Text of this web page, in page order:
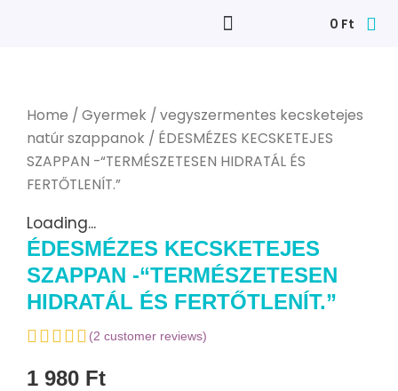
0 Ft
Home / Gyermek / vegyszermentes kecsketejes
natúr szappanok / ÉDESMÉZES KECSKETEJES
SZAPPAN -“TERMÉSZETESEN HIDRATÁL ÉS
FERTŐTLENÍT.”
Loading...
ÉDESMÉZES KECSKETEJES
SZAPPAN -“TERMÉSZETESEN
HIDRATÁL ÉS FERTŐTLENÍT.”
(2 customer reviews)
1 980 Ft